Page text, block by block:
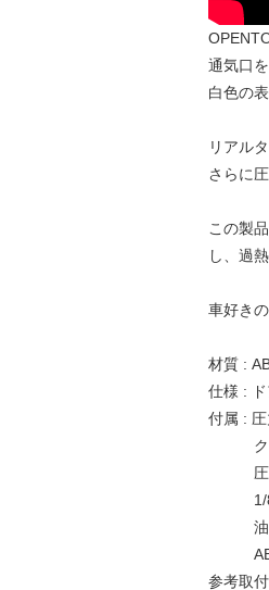
通気口
白色の
リアル
さらに
この製
し、過
車好き
材質 :
仕様 :
付属 :
クイ
圧力
1/8
油圧
ABS
参考取